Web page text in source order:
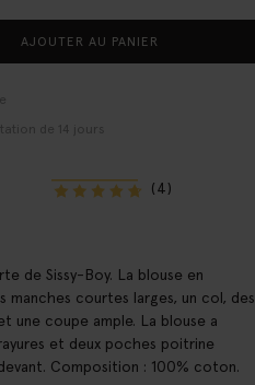
AJOUTER AU PANIER
de 14 jours
(4)
de Sissy-Boy. La blouse en
manches courtes larges, un col, des
une coupe ample. La blouse a
et deux poches poitrine
Composition : 100% coton.